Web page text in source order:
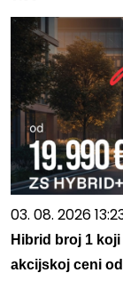
03. 08. 2026
Hibrid broj 1
akcijskoj ceni od